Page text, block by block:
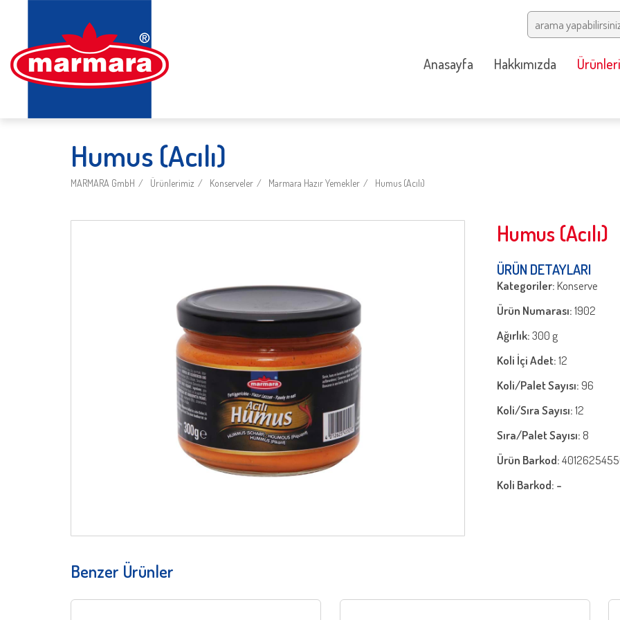
Anasayfa Hakkımızda
Humus (Acılı)
MARMARA GmbH Ürünlerimiz Konserveler Marmara Hazır Yemekler Humus (Acılı)
Humus (Acılı)
ÜRÜN DETAYLARI
Kategoriler:Konserve
Ürün Numarası:1902
Ağırlık:300 g
Koli İçi Adet:12
Koli/Palet Sayısı:96
Koli/Sıra Sayısı:12
Sıra/Palet Sayısı: 8
Ürün Barkod:
Koli Barkod: -
Benzer Ürünler